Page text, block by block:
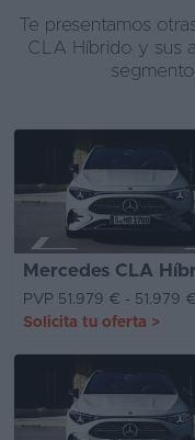
Te presentamos
CLA Híbrido y sus
Mercedes CLA
PVP 51.979 € - 51.979 €
Solicita tu oferta >